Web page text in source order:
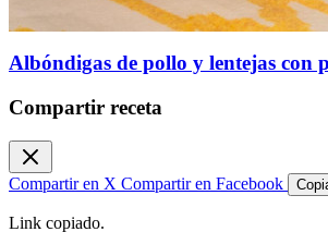
Albóndigas de pollo y lentejas con
Compartir receta
Compartir en X Compartir en Facebook
Link copiado.